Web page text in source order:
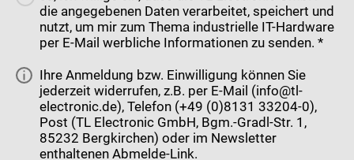
die angegebenen Daten verarbeitet, speichert und
nutzt, um mir zum Thema industrielle IT-Hardware
per E-Mail werbliche Informationen zu senden. *
Ihre Anmeldung bzw. Einwilligung können Sie
jederzeit widerrufen, z.B. per E-Mail (info@tl-
electronic.de), Telefon (+49 (0)8131 33204-0),
Post (TL Electronic GmbH, Bgm.-Gradl-Str. 1,
85232 Bergkirchen) oder im Newsletter
enthaltenen Abmelde-Link.